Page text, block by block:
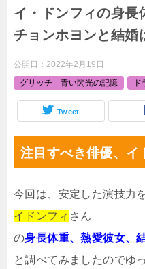
イ・ドンフィの身長
チョンホヨンと結婚
公開日： 2022年2月19日
グリッチ 青い閃光の記憶
ド
Tweet
注目すべき俳優、イ
今回は、安定した演技力
イドンフィ さん
の身長体重、熱愛彼女、
と調べてみましたのでゆ